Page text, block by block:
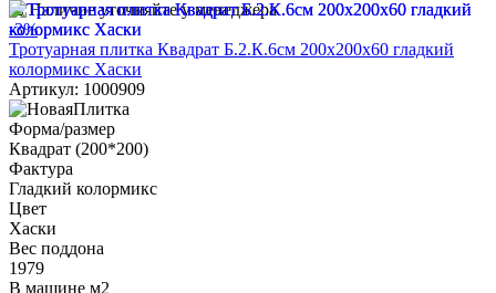
Наличие уточняйте у менеджера
-3%
Тротуарная плитка Квадрат Б.2.К.6см 200х200х60 гладкий
колормикс Хаски
Артикул: 1000909
Форма/размер
Квадрат (200*200)
Фактура
Гладкий колормикс
Цвет
Хаски
Вес поддона
1979
В машине м2